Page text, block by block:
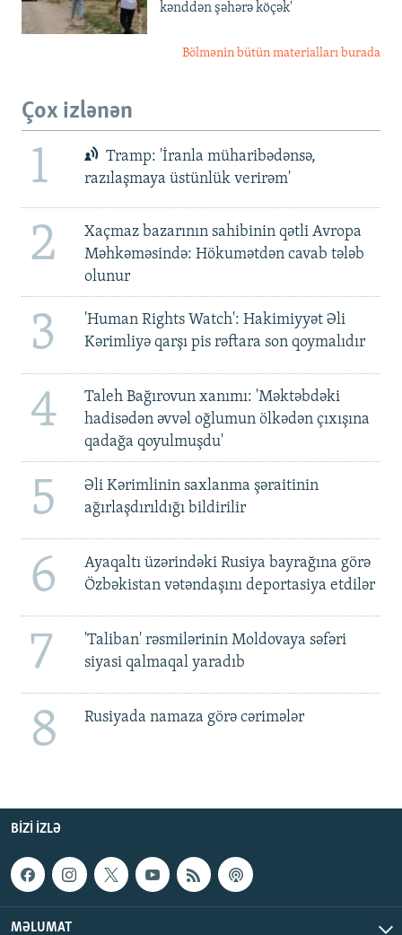
kənddən şəhərə köçək'
Bölmənin bütün materialları burada
Çox izlənən
1
Tramp: 'İranla müharibədənsə,
razılaşmaya üstünlük verirəm'
2
Xaçmaz bazarının sahibinin qətli Avropa
Məhkəməsində: Hökumətdən cavab tələb
olunur
3
'Human Rights Watch': Hakimiyyət Əli
Kərimliyə qarşı pis rəftara son qoymalıdır
4
Taleh Bağırovun xanımı: 'Məktəbdəki
hadisədən əvvəl oğlumun ölkədən çıxışına
qadağa qoyulmuşdu'
5
Əli Kərimlinin saxlanma şəraitinin
ağırlaşdırıldığı bildirilir
6
Ayaqaltı üzərindəki Rusiya bayrağına görə
Özbəkistan vətəndaşını deportasiya etdilər
7
'Taliban' rəsmilərinin Moldovaya səfəri
siyasi qalmaqal yaradıb
8 Rusiyada namaza görə cərimələr
BIZI IZLƏ
MƏLUMAT